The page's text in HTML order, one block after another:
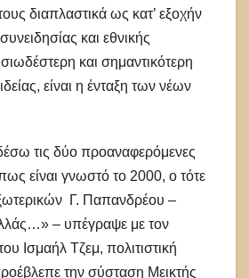
διαπλαστικά ως κατ’ εξοχήν
και εθνικής
και σημαντικότερη
είναι η ένταξη των νέων
τις δύο προαναφερόμενες
είναι γνωστό το 2000, ο τότε
Γ. Παπανδρέου –
– υπέγραψε με τον
Ισμαήλ Τζεμ, πολιτιστική
την σύσταση Μεικτής